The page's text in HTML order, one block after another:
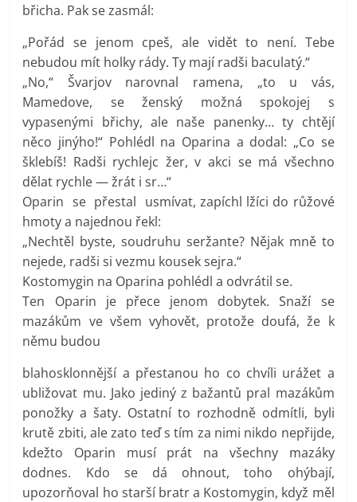
břicha. Pak se zasmál:
„Pořád se jenom cpeš, ale vidět to není. Tebe
nebudou mít holky rády. Ty mají radši baculatý.“
„No,“ Švarjov narovnal ramena, „to u vás,
Mamedove, se ženský možná spokojej s
vypasenými břichy, ale naše panenky… ty chtějí
něco jinýho!“ Pohlédl na Oparina a dodal: „Co se
šklebíš! Radši rychlejc žer, v akci se má všechno
dělat rychle — žrát i sr…“
Oparin se přestal usmívat, zapíchl lžíci do růžové
hmoty a najednou řekl:
„Nechtěl byste, soudruhu seržante? Nějak mně to
nejede, radši si vezmu kousek sejra.“
Kostomygin na Oparina pohlédl a odvrátil se.
Ten Oparin je přece jenom dobytek. Snaží se
mazákům ve všem vyhovět, protože doufá, že k
němu budou
blahosklonnější a přestanou ho co chvíli urážet a
ubližovat mu. Jako jediný z bažantů pral mazákům
ponožky a šaty. Ostatní to rozhodně odmítli, byli
krutě zbiti, ale zato teď s tím za nimi nikdo nepřijde,
kdežto Oparin musí prát na všechny mazáky
dodnes. Kdo se dá ohnout, toho ohýbají,
upozorňoval ho starší bratr a Kostomygin, když měl